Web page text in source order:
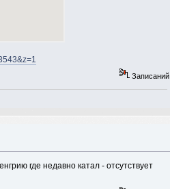
Записаний
где недавно катал - отсутствует